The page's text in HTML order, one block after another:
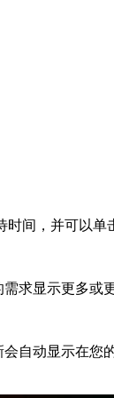
间，并可以
求显示更多或
自动显示在您的